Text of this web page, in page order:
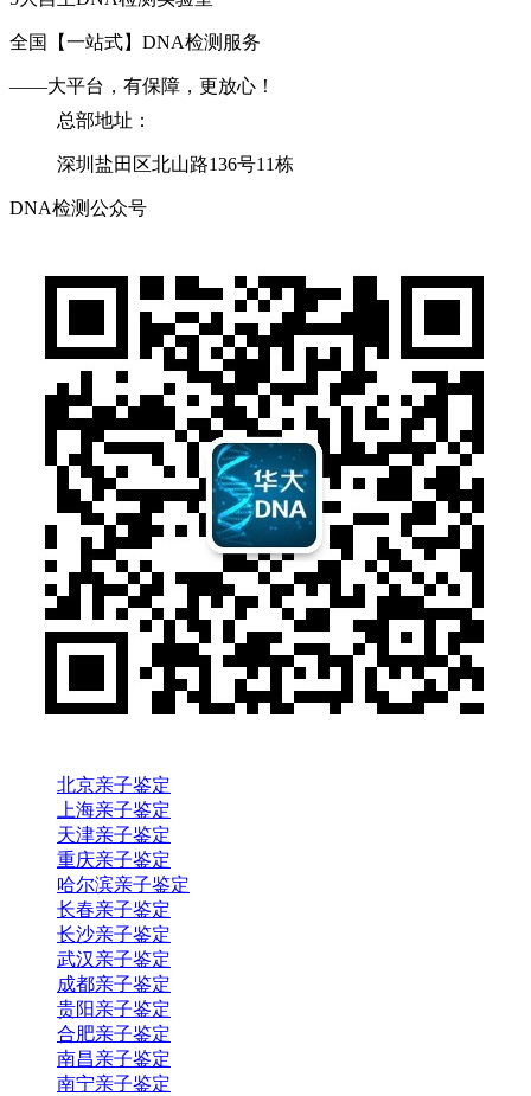
全国【一站式】DNA检测服务
——大平台，有保障，更放心！
总部地址：
深圳盐田区北山路136号11栋
DNA检测公众号
北京亲子鉴定
上海亲子鉴定
天津亲子鉴定
重庆亲子鉴定
哈尔滨亲子鉴定
长春亲子鉴定
长沙亲子鉴定
武汉亲子鉴定
成都亲子鉴定
贵阳亲子鉴定
合肥亲子鉴定
南昌亲子鉴定
南宁亲子鉴定